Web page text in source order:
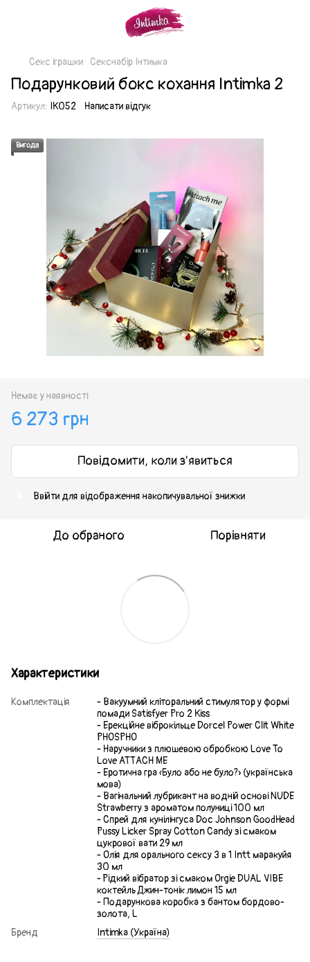
Секс іграшки Секснабір Інтимка
Подарунковий бокс кохання Intimka 2
Артикул: IK052 Написати відгук
Вигода
Немає у наявності
6 273 грн
Повідомити, коли з'явиться
Ввійти для відображення накопичувальної знижки
До обраного Порівняти
Характеристики
Комплектація
- Вакуумний кліторальний стимулятор у формі
помади Satisfyer Pro 2 Kiss
- Ерекційне віброкільце Dorcel Power Clit White
PHOSPHO
- Наручники з плюшевою обробкою Love To
Love ATTACH ME
- Еротична гра «Було або не було?» (українська
мова)
- Вагінальний лубрикант на водній основі NUDE
Strawberry з ароматом полуниці 100 мл
- Спрей для кунілінгуса Doc Johnson GoodHead
Pussy Licker Spray Cotton Candy зі смаком
цукрової вати 29 мл
- Олія для орального сексу 3 в 1 Intt маракуйя
30 мл
- Рідкий вібратор зі смаком Orgie DUAL VIBE
коктейль Джин-тонік лимон 15 мл
- Подарункова коробка з бантом бордово-
золота, L
Бренд
Intimka (Україна)